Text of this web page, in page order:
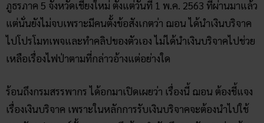
ภูธรภาค 5 จังหวัดเชียงใหม่ ตั้งแต่วันที่ 1 พ.ค. 2563 ที่ผ่านมาแล้ว
แต่นั่นยังไม่จบเพราะมีคนตั้งข้อสังเกตว่า ฌอน ได้นำเงินบริจาค
ไปโปรโมทเพจและทำคลิปของตัวเอง ไม่ได้นำเงินบริจาคไปช่วย
เหลือเรื่องไฟป่าตามที่กล่าวอ้างแต่อย่างใด
ร้อนถึงกรมสรรพากร ได้อกมาเปิดเผยว่า เรื่องนี้ ฌอน ต้องชี้แจง
เรื่องเงินบริจาค เพราะในหลักการรับเงินบริจาคจะต้องนำไปใช้